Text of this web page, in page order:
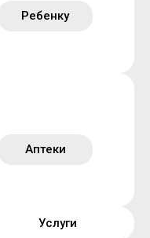
Ребенку
Аптеки
Услуги